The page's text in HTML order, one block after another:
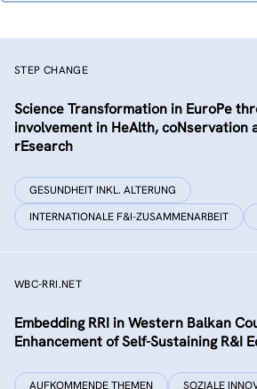
STEP CHANGE
Science Transformation in EuroPe
involvement in HeAlth, coNservation
rEsearch
GESUNDHEIT INKL. ALTERUNG
INTERNATIONALE F&I-ZUSAMMENARBEIT
WBC-RRI.NET
Embedding RRI in Western Balkan
Enhancement of Self-Sustaining R&I
AUFKOMMENDE THEMEN SOZIALE